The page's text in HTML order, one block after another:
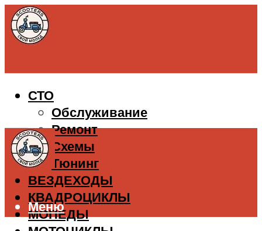
СТО
Обслуживание
Ремонт
Схемы
Тюнинг
ВЕЗДЕХОДЫ
КВАДРОЦИКЛЫ
МОПЕДЫ
Меню